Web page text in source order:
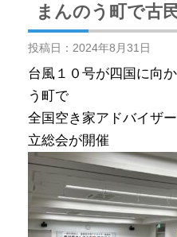
まんのう町で古
投稿日： 2024年8月31日
台風１０号が四国に向
う町で
全国空き家アドバイザ
立総会が開催